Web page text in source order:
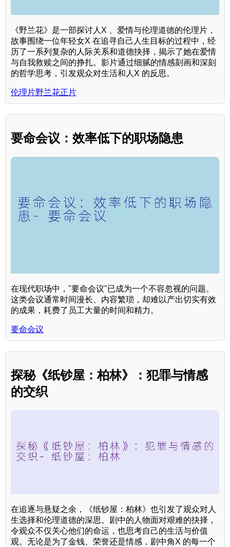
《野兰花》是一部探讨人X 、爱情与伦理道德的伦理片，
故事围绕一位年轻女X 在追寻自己人生目标的过程中，经
历了一系列复杂的人际关系和道德抉择，揭示了她在爱情
与自我救赎之间的挣扎。影片通过细腻的情感刻画和深刻
的哲学思考，引发观众对生活和人X 的反思。
伦理片野兰花正片
要命会议：效率低下的职场隐患
在现代职场中，"要命会议"已成为一个不容忽视的问题。
这类会议通常时间漫长、内容繁琐，却难以产出切实有效
的成果，耗费了员工大量的时间和精力。
要命会议
探秘《纸钞屋：柏林》：犯罪与情感
的交织
在追逐与悬疑之余，《纸钞屋：柏林》也引发了观众对人
生选择和伦理道德的深思。剧中的人物面对艰难的抉择，
令观众不仅关心他们的命运，也思考自己的生活与价值
观。无论是为了金钱、荣誉还是情感，剧中角X 的每一个